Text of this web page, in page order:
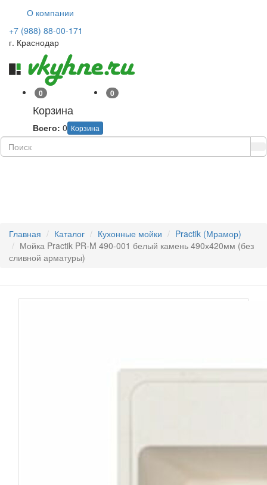
О компании
+7 (988) 88-00-171
г. Краснодар
0
Корзина
Корзина
Всего: 0
0
Главная Каталог Кухонные мойки
Practik (Мрамор)
Мойка Practik PR-M 490-001 белый камень 490х420мм (без
сливной арматуры)